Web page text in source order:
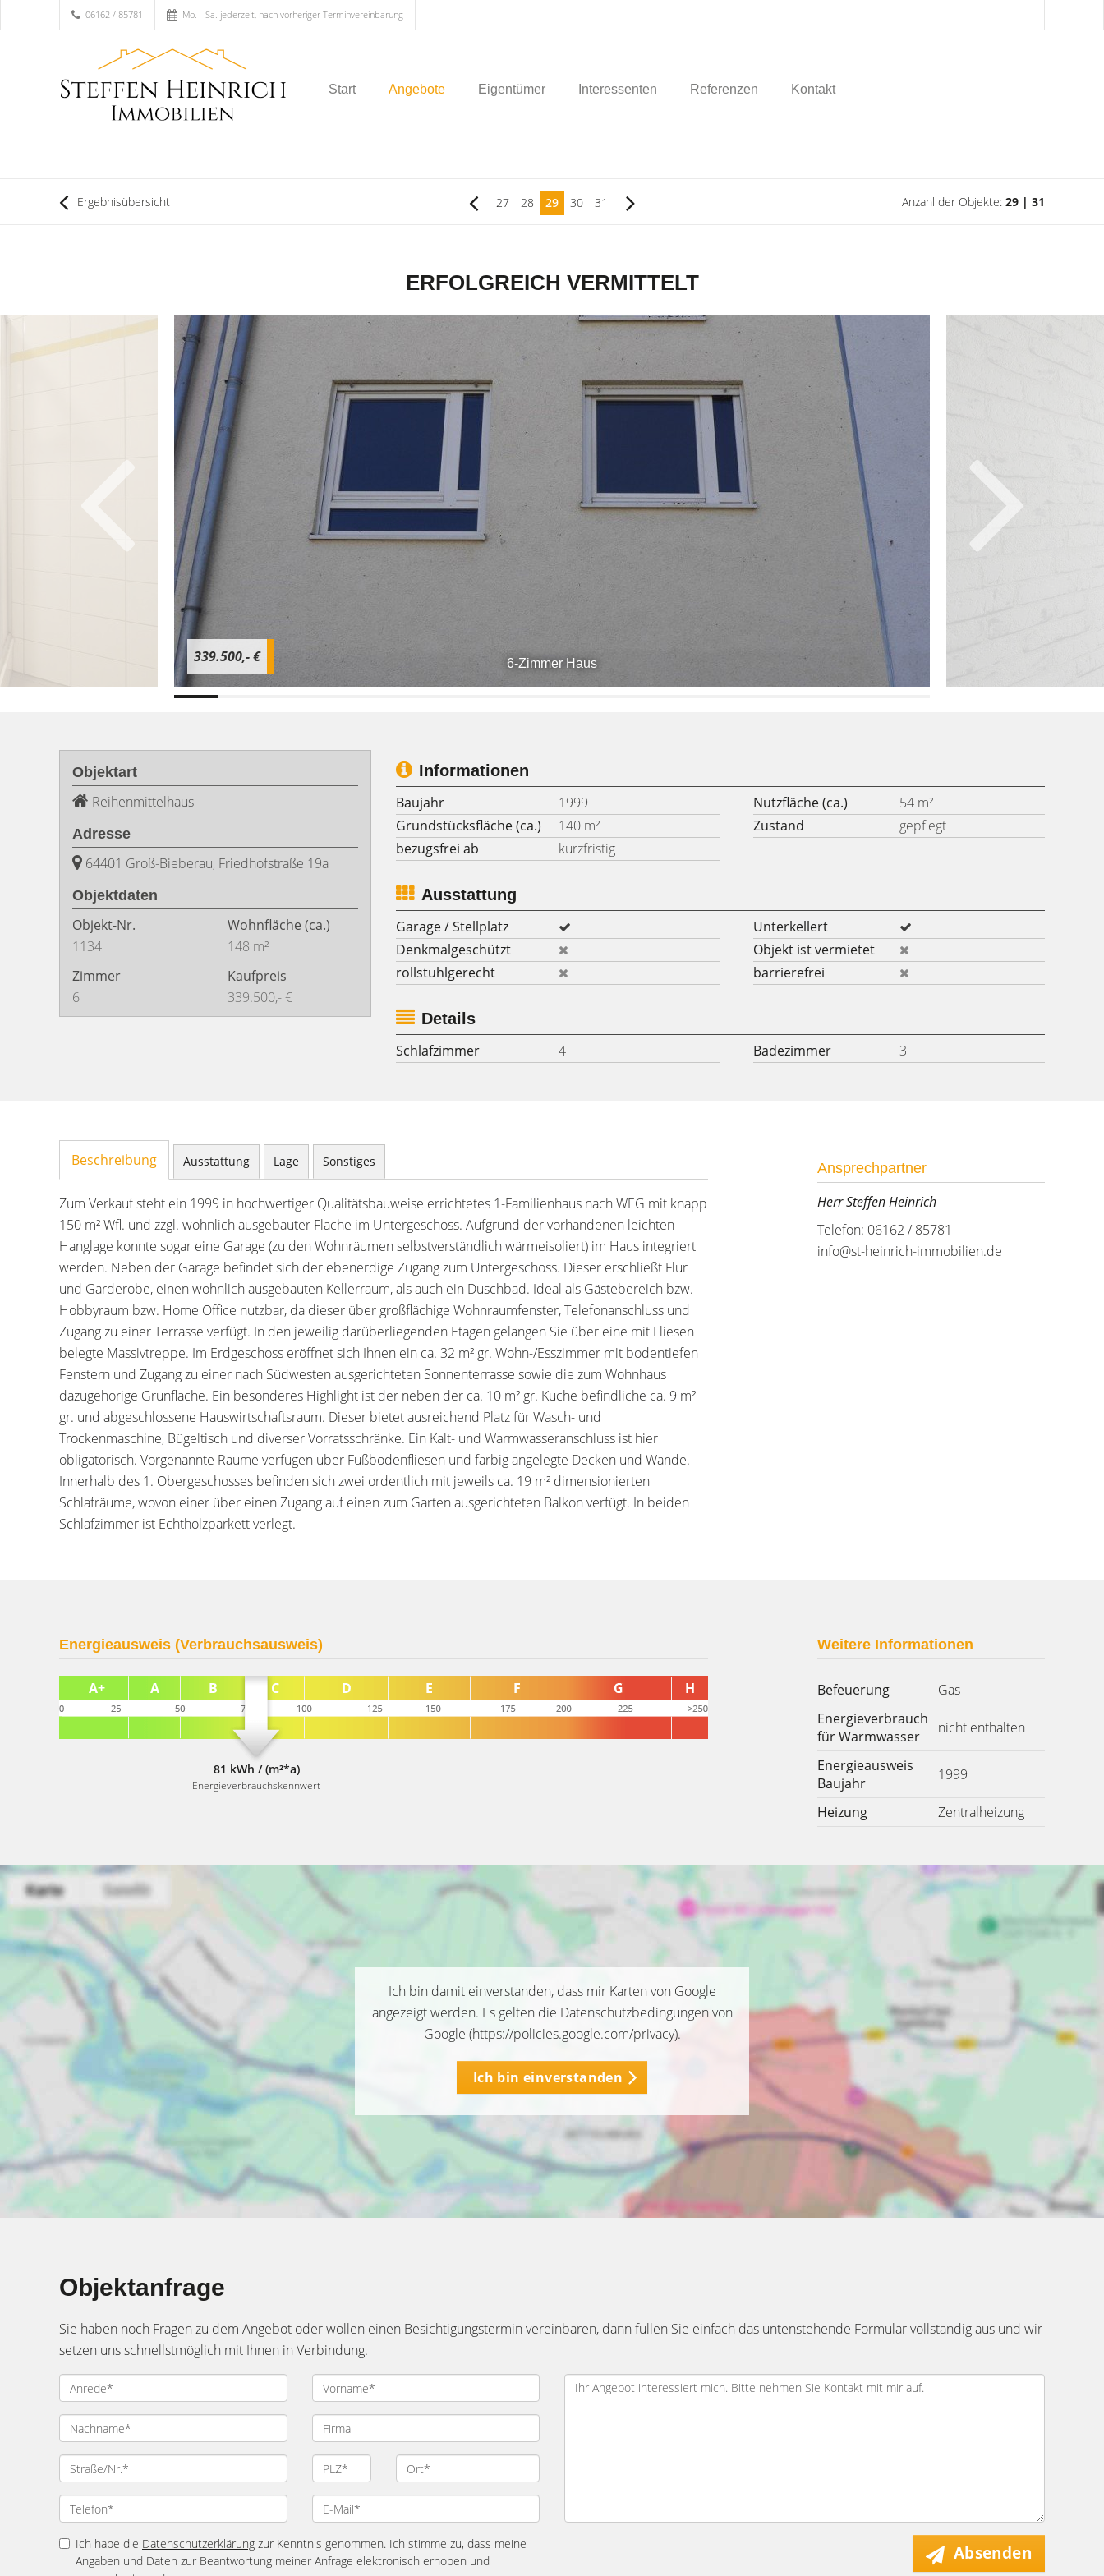
06162 / 85781 Mo. - Sa. jederzeit, nach vorheriger Terminvereinbarung
Start Angebote Eigentümer Interessenten Referenzen Kontakt
Ergebnisübersicht 27 28 29 30 31 Anzahl der Objekte: 29 | 31
ERFOLGREICH VERMITTELT
6-Zimmer Haus
339.500,- €
Objektart
Reihenmittelhaus
Adresse
64401 Groß-Bieberau, Friedhofstraße 19a
Objektdaten
Objekt-Nr.
1134
Wohnfläche (ca.)
148 m²
Zimmer
6
Kaufpreis
339.500,- €
Informationen
Baujahr
1999 Nutzfläche (ca.)
54 m²
Grundstücksfläche (ca.)
140 m² Zustand
gepflegt
bezugsfrei ab
kurzfristig
Ausstattung
Garage / Stellplatz
Unterkellert
Denkmalgeschützt
Objekt ist vermietet
rollstuhlgerecht
barrierefrei
Details
Schlafzimmer
4 Badezimmer 3
Beschreibung Ausstattung Lage Sonstiges
Zum Verkauf steht ein 1999 in hochwertiger Qualitätsbauweise errichtetes 1-Familienhaus nach WEG mit knapp
150 m² Wfl. und zzgl. wohnlich ausgebauter Fläche im Untergeschoss. Aufgrund der vorhandenen leichten
Hanglage konnte sogar eine Garage (zu den Wohnräumen selbstverständlich wärmeisoliert) im Haus integriert
werden. Neben der Garage befindet sich der ebenerdige Zugang zum Untergeschoss. Dieser erschließt Flur
und Garderobe, einen wohnlich ausgebauten Kellerraum, als auch ein Duschbad. Ideal als Gästebereich bzw.
Hobbyraum bzw. Home Office nutzbar, da dieser über großflächige Wohnraumfenster, Telefonanschluss und
Zugang zu einer Terrasse verfügt. In den jeweilig darüberliegenden Etagen gelangen Sie über eine mit Fliesen
belegte Massivtreppe. Im Erdgeschoss eröffnet sich Ihnen ein ca. 32 m² gr. Wohn-/Esszimmer mit bodentiefen
Fenstern und Zugang zu einer nach Südwesten ausgerichteten Sonnenterrasse sowie die zum Wohnhaus
dazugehörige Grünfläche. Ein besonderes Highlight ist der neben der ca. 10 m² gr. Küche befindliche ca. 9 m²
gr. und abgeschlossene Hauswirtschaftsraum. Dieser bietet ausreichend Platz für Wasch- und
Trockenmaschine, Bügeltisch und diverser Vorratsschränke. Ein Kalt- und Warmwasseranschluss ist hier
obligatorisch. Vorgenannte Räume verfügen über Fußbodenfliesen und farbig angelegte Decken und Wände.
Innerhalb des 1. Obergeschosses befinden sich zwei ordentlich mit jeweils ca. 19 m² dimensionierten
Schlafräume, wovon einer über einen Zugang auf einen zum Garten ausgerichteten Balkon verfügt. In beiden
Schlafzimmer ist Echtholzparkett verlegt.
Ansprechpartner
Herr Steffen Heinrich
Telefon: 06162 / 85781
info@st-heinrich-immobilien.de
Energieausweis (Verbrauchsausweis)
81 kWh / (m²*a)
Energieverbrauchskennwert
Weitere Informationen
Befeuerung
Gas
Energieverbrauch
für Warmwasser
nicht enthalten
Energieausweis
Baujahr
1999
Heizung Zentralheizung
Ich bin damit einverstanden, dass mir Karten von Google
angezeigt werden. Es gelten die Datenschutzbedingungen von
Google (https://policies.google.com/privacy).
Ich bin einverstanden
Objektanfrage
Sie haben noch Fragen zu dem Angebot oder wollen einen Besichtigungstermin vereinbaren, dann füllen Sie einfach das untenstehende Formular vollständig aus und wir
setzen uns schnellstmöglich mit Ihnen in Verbindung.
Ich habe die Datenschutzerklärung zur Kenntnis genommen. Ich stimme zu, dass meine
Angaben und Daten zur Beantwortung meiner Anfrage elektronisch erhoben und
Absenden